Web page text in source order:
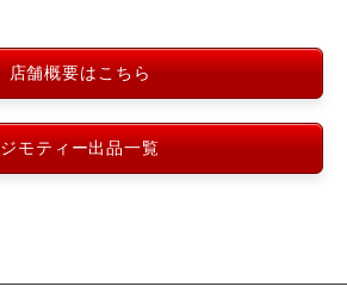
店舗概要はこちら
ジモティー出品一覧